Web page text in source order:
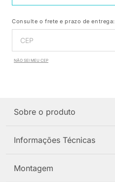
Consulte o frete e prazo de entrega:
NÃO SEI MEU CEP
Sobre o produto
Informações Técnicas
Montagem